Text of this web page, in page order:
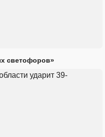
светофоров»